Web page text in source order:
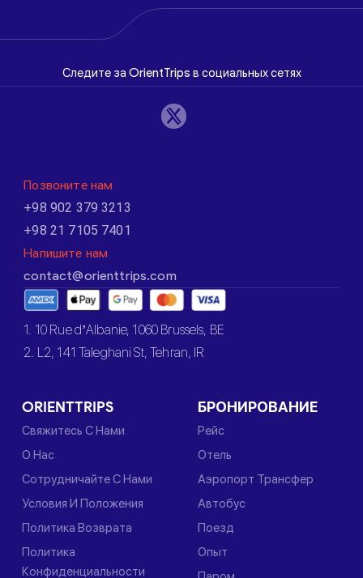
Следите за OrientTrips в социальных сетях
Позвоните нам
+98 902 379 3213
+98 21 7105 7401
Напишите нам
contact@orienttrips.com
1. 10 Rue d’Albanie, 1060 Brussels, BE
2. L2, 141 Taleghani St, Tehran, IR
ORIENTTRIPS
Свяжитесь С Нами
О Нас
Сотрудничайте С Нами
Условия И Положения
Политика Возврата
Политика
Конфиденциальности
БРОНИРОВАНИЕ
Рейс
Отель
Аэропорт Трансфер
Автобус
Поезд
Опыт